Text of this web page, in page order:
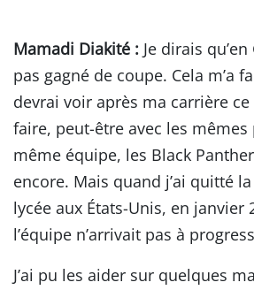
Mamadi Diakité : Je dirais
pas gagné de coupe. Cela m’a
devrai voir après ma carrière
faire, peut-être avec les
même équipe, les Black
encore. Mais quand j’ai quitté
lycée aux États-Unis, en janvier
l’équipe n’arrivait pas à
J’ai pu les aider sur quelques